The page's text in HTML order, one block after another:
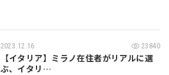
2023.12.16 23840
【イタリア】ミラノ在住者がリアルに選
ぶ、イタリ…